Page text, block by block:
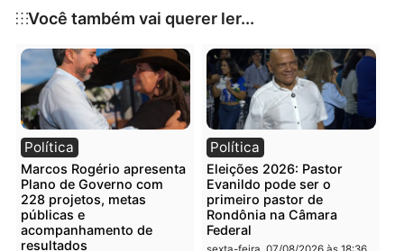
essa é uma resposta que permanece guardada
no futuro.
Publicidade
Categorias
Política